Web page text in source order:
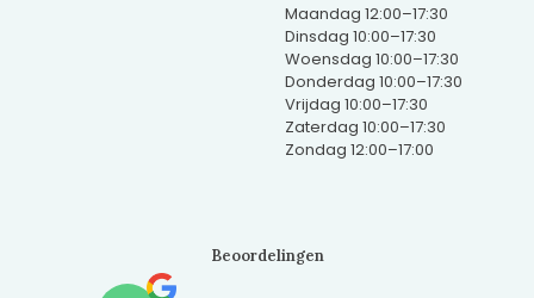
Maandag 12:00–17:30
Dinsdag 10:00–17:30
Woensdag 10:00–17:30
Donderdag 10:00–17:30
Vrijdag 10:00–17:30
Zaterdag 10:00–17:30
Zondag 12:00–17:00
Beoordelingen